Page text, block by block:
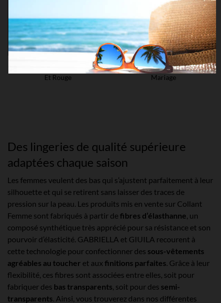
Bas Autofixant Jarretière Noire
Et Rouge
Bas Autofixants Blanc-Bleu
Mariage
Des lingeries de qualité supérieure
adaptées chaque saison
Les femmes veulent des bas qui s’ajustent parfaitement à leur
silhouette et qui se retirent sans laisser des traces de
pression sur la peau. Les produits mis en vente sur Collant
Femme sont fabriqués à partir defibres d’élasthanne, un
composé synthétique très apprécié pour sa résistance et son
pourvoir d’élasticité. GABRIELLA et GIUILA recourent à
cette technologie pour confectionner des sous-vêtements
agréables au toucher et aux finitions parfaites. Grâce à leur
flexibilité, ces fibres sont associées entre elles, soit pour
fabriquer des bas transparents, soit pour des semi-
transparents. Ainsi, vous trouverez dans nos différentes